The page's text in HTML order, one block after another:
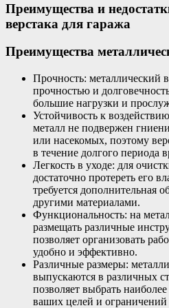
Преимущества и
верстака для гаража
Преимущества
Прочность: металлический
прочностью и
большие нагрузки и
Устойчивость к
металл не подвержен
или насекомых, поэтому
в течение долгого периода
Легкость в уходе: для
достаточно протереть его
требуется дополнительная
другими материалами.
Функциональность: на
размещать различные
позволяет организовать
удобно и эффективно.
Различные размеры:
выпускаются в различных
позволяет выбрать
ваших целей и